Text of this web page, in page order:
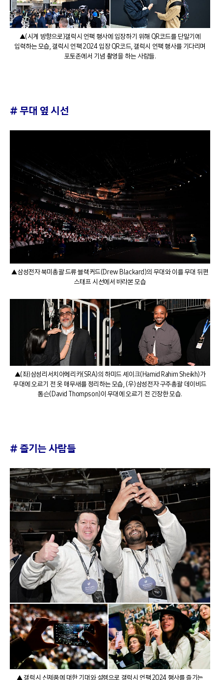
▲(시계 방향으로)갤럭시 언팩 행사에 입장하기 위해 QR코드를 단말기에
입력하는 모습, 갤럭시 언팩 2024 입장 QR코드, 갤럭시 언팩 행사를 기다리며
포토존에서 기념 촬영을 하는 사람들.
#무대 옆 시선
▲삼성전자 북미총괄 드류 블랙커드(Drew Blackard)의 무대와 이를 무대 뒤편
스태프 시선에서 바라본 모습
▲(좌)삼성리서치아메리카(SRA)의 하미드 셰이크(Hamid Rahim Sheikh)가
무대에 오르기 전 옷 매무새를 정리하는 모습, (우)삼성전자 구주총괄 데이비드
톰슨(David Thompson)이 무대에 오르기 전 긴장한 모습.
#즐기는 사람들
▲ 갤럭시 신제품에 대한 기대와 설렘으로 갤럭시 언팩 2024 행사를 즐기는